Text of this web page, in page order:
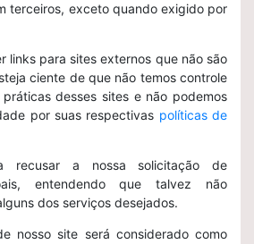
terceiros, exceto quando exigido por
links para sites externos que não são
ciente de que não temos controle
desses sites e não podemos
por suas respectivas políticas de
recusar a nossa solicitação de
entendendo que talvez não
dos serviços desejados.
nosso site será considerado como